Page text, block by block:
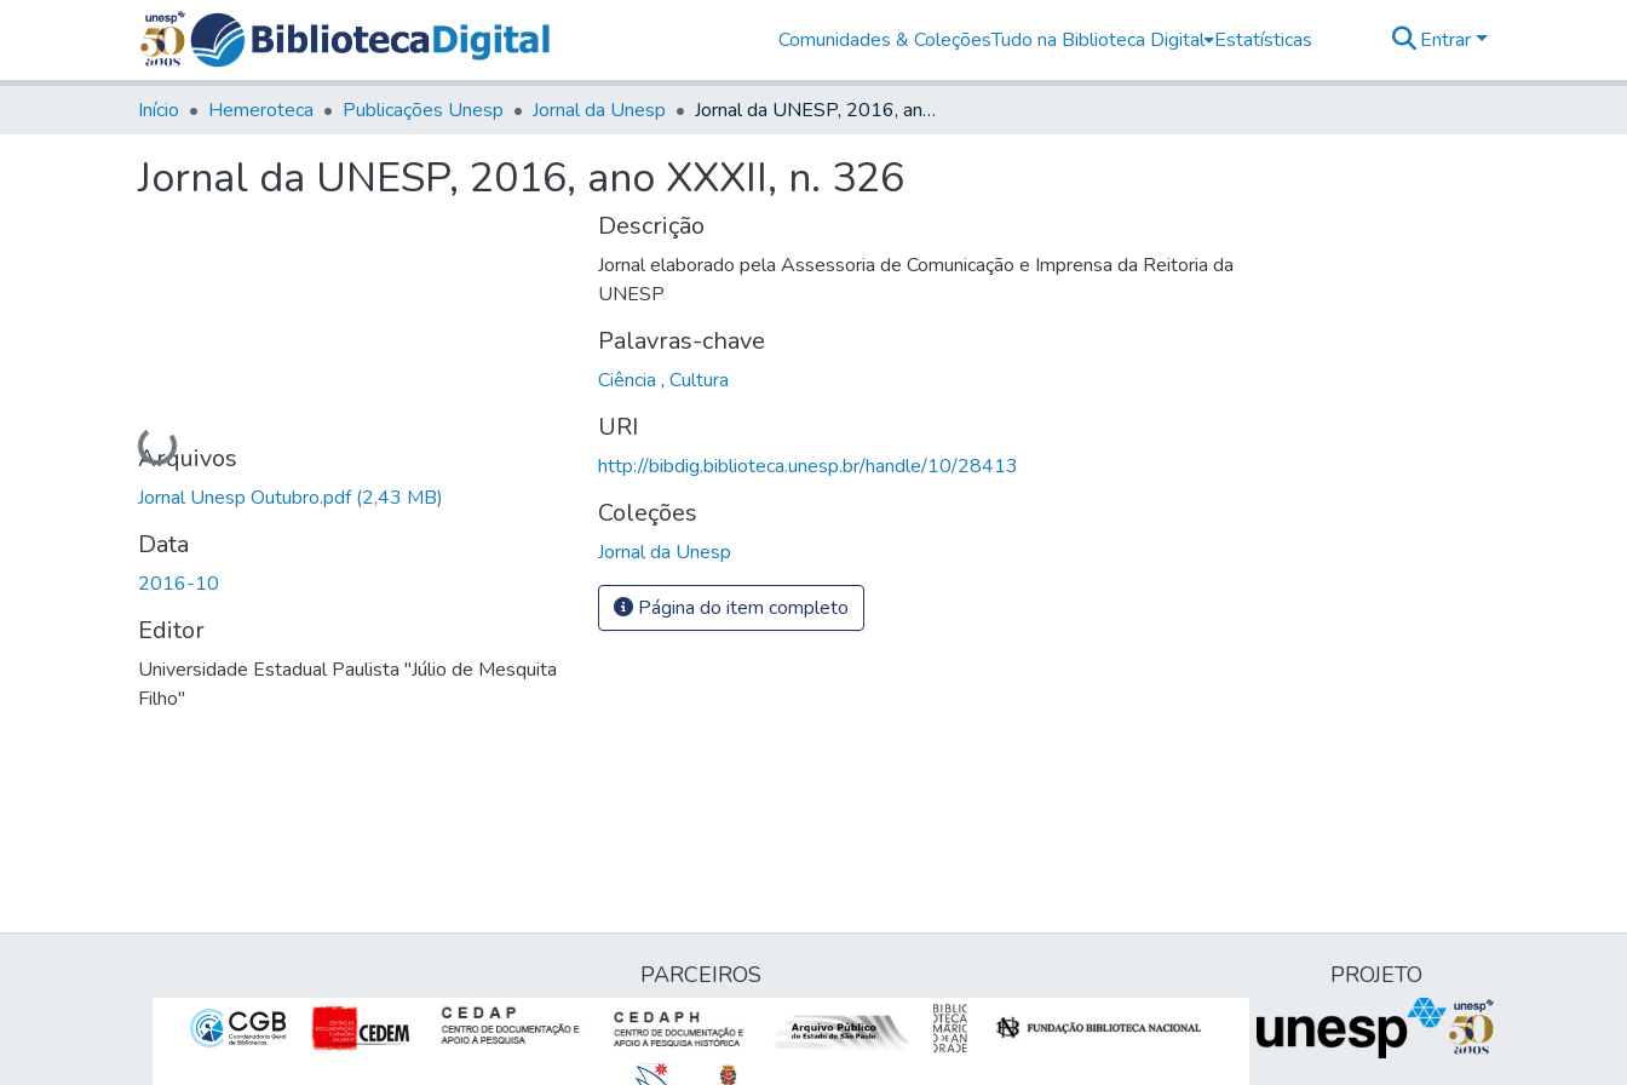
Comunidades & ColeçõesTudo na Biblioteca Digital Estatísticas Entrar
Início Hemeroteca Publicações Unesp Jornal da Unesp Jornal da UNESP, 2016, ano XXXII, n. 326
Jornal da UNESP, 2016, ano XXXII, n. 326
Carregando...
Arquivos
Jornal Unesp Outubro.pdf(2,43 MB)
Data
2016-10
Editor
Universidade Estadual Paulista "Júlio de Mesquita
Filho"
Descrição
Jornal elaborado pela Assessoria de Comunicação e Imprensa da Reitoria da
UNESP
Palavras-chave
Ciência , Cultura
URI
http://bibdig.biblioteca.unesp.br/handle/10/28413
Coleções
Jornal da Unesp
Página do item completo
PARCEIROS PROJETO